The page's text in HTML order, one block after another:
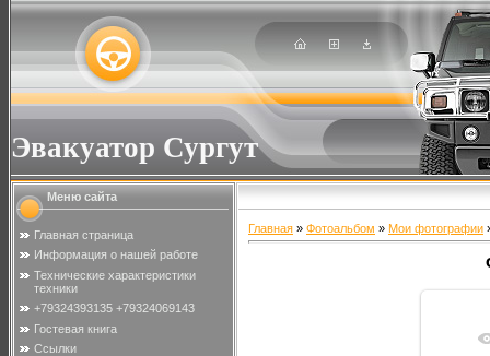
Эвакуатор Сургут
Меню сайта
Главная страница
Информация о нашей работе
Технические характеристики
техники
+79324393135 +79324069143
Гостевая книга
Ссылки
Главная » Фотоальбом » Мои фотографии
В